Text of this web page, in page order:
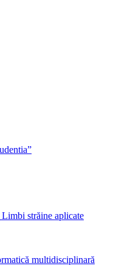
străine aplicate
multidisciplinară